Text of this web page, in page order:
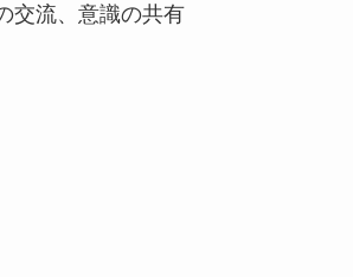
交流、意識の共有